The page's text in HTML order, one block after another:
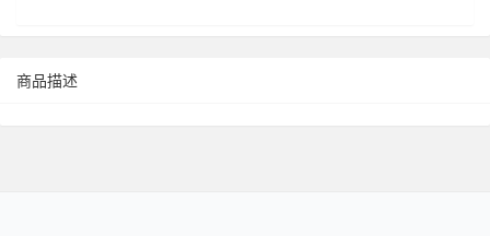
商品描述